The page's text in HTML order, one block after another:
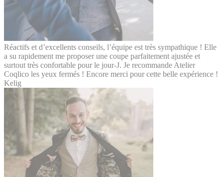
Réactifs et d’excellents conseils, l’équipe est très sympathique ! Elle
a su rapidement me proposer une coupe parfaitement ajustée et
surtout très confortable pour le jour-J. Je recommande Atelier
Coqlico les yeux fermés ! Encore merci pour cette belle expérience !
Kelig